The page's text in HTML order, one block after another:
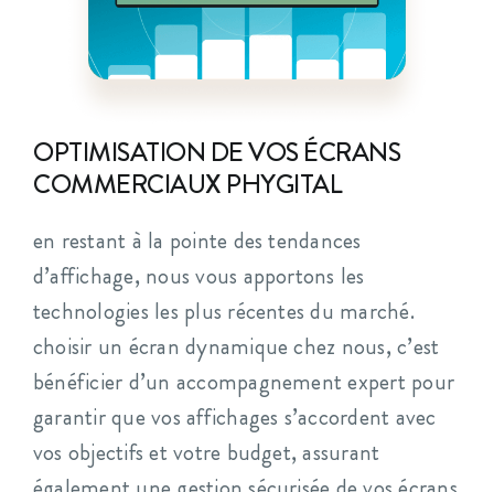
OPTIMISATION DE VOS ÉCRANS
COMMERCIAUX PHYGITAL
en restant à la pointe des tendances
d’affichage, nous vous apportons les
technologies les plus récentes du marché.
choisir un écran dynamique chez nous, c’est
bénéficier d’un accompagnement expert pour
garantir que vos affichages s’accordent avec
vos objectifs et votre budget, assurant